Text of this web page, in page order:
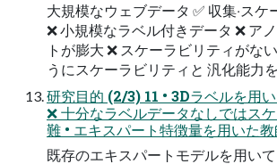
⼤規模なウェブデータ ✅ 収集‧ス
❌ ⼩規模なラベル付きデータ ❌ ア
トが膨⼤ ❌ スケーラビリティがな
うにスケーラビリティと 汎化能⼒
研究⽬的 (2/3) 11 • 3Dラベルを⽤
❌ ⼗分なラベルデータなしではス
難 • エキスパート特徴量を⽤いた
既存のエキスパートモデルを⽤い